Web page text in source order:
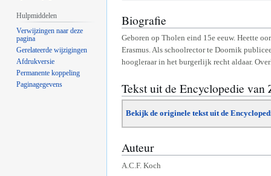
Biografie
Geboren op Tholen eind 15e eeuw. Heette
Erasmus. Als schoolrector te Doornik
hoogleraar in het burgerlijk recht aldaar.
Tekst uit de Encyclopedie van
Bekijk de originele tekst uit de
Auteur
A.C.F. Koch
Hulpmiddelen
Verwijzingen naar deze
pagina
Gerelateerde wijzigingen
Afdrukversie
Permanente koppeling
Paginagegevens